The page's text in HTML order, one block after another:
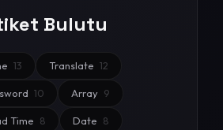
Bulutu
13 Translate 12
10 Array 9
Time 8 Date 8